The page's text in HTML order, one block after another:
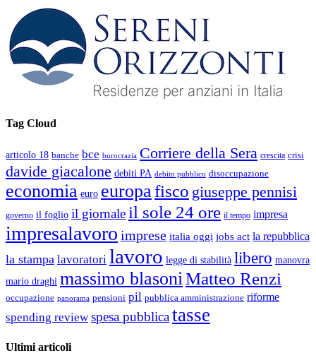
Tag Cloud
articolo 18 banche bce burocrazia Corriere della Sera crescita crisi
davide giacalone debiti PA debito pubblico disoccupazione
economia euro europafisco giuseppe pennisi
governo il foglio il giornale il sole 24 ore il tempo impresa
impresalavoro imprese italia oggi jobs act la repubblica
la stampa lavoratori lavoro legge di stabilità libero manovra
mario draghi massimo blasoniMatteo Renzi
occupazione panorama pensioni pil pubblica amministrazione riforme
spending review spesa pubblicatasse
Ultimi articoli